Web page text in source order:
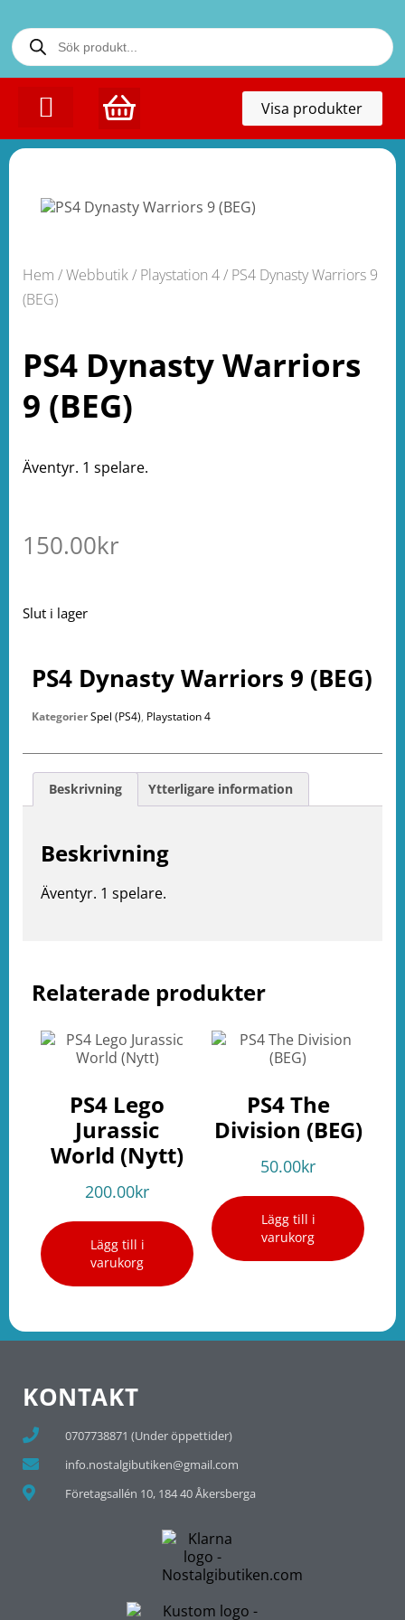
Visa produkter
Hem /Webbutik/ Playstation 4/ PS4 Dynasty Warriors 9
(BEG)
PS4 Dynasty Warriors
9 (BEG)
Äventyr. 1 spelare.
150.00kr
Slut i lager
Relaterade produkter
PS4 Lego
Jurassic
World (Nytt)
200.00kr
Lägg till i
varukorg
PS4 The
Division (BEG)
50.00kr
Lägg till i
varukorg
PS4 Dynasty Warriors 9 (BEG)
KategorierSpel (PS4), Playstation 4
Beskrivning Ytterligare information
Beskrivning
Äventyr. 1 spelare.
KONTAKT
0707738871 (Under öppettider)
info.nostalgibutiken@gmail.com
Företagsallén 10, 184 40 Åkersberga